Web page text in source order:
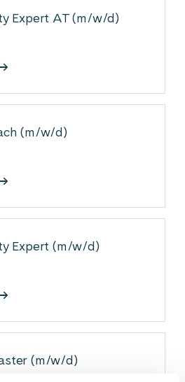
Expert AT (m/w/d)
(m/w/d)
Expert (m/w/d)
(m/w/d)